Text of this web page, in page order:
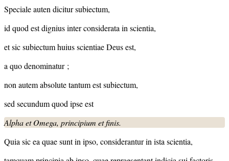
Speciale auten dicitur subiectum,
id quod est dignius inter considerata in scientia,
et sic subiectum huius scientiae Deus est,
a quo denominatur ;
non autem absolute tantum est subiectum,
sed secundum quod ipse est
Alpha et Omega, principium et finis.
Quia sic ea quae sunt in ipso, considerantur in ista scientia,